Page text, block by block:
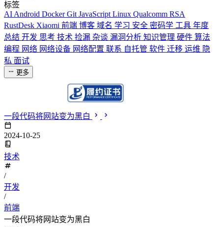
标签
AI Android DockerGit JavaScript Linux Qualcomm RSA
RustDesk Xiaomi 前端 博客 域名 学习 安全 密码学 工具 年度
总结 开发 思考 技术 捡漏 杂谈 漏洞分析 知识管理 硬件 算法
编程 网络 网络设备 网络配置 联系 自托管 软件 迁移 运维 隐
私 面试
更多
一段代码将网站变为黑白
2024-10-25
技术
/
开发
/
前端
一段代码将网站变为黑白